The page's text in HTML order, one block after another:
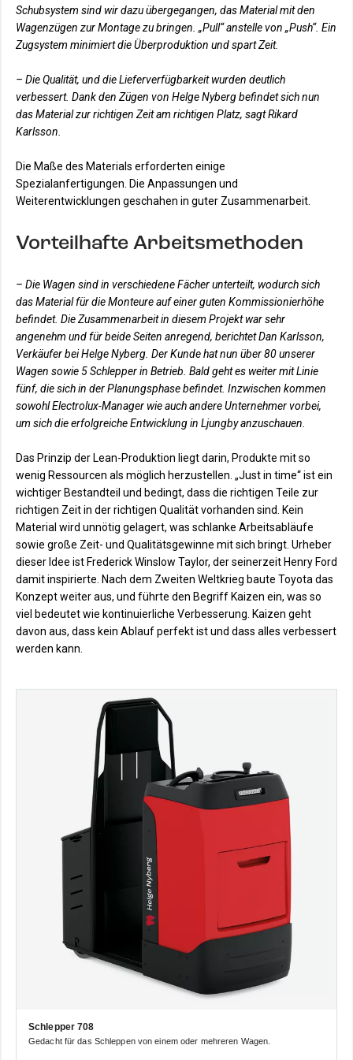
Schubsystem sind wir dazu übergegangen, das Material mit den
Wagenzügen zur Montage zu bringen. „Pull“ anstelle von „Push“. Ein
Zugsystem minimiert die Überproduktion und spart Zeit.
– Die Qualität, und die Lieferverfügbarkeit wurden deutlich
verbessert. Dank den Zügen von Helge Nyberg befindet sich nun
das Material zur richtigen Zeit am richtigen Platz, sagt Rikard
Karlsson.
Die Maße des Materials erforderten einige
Spezialanfertigungen. Die Anpassungen und
Weiterentwicklungen geschahen in guter Zusammenarbeit.
Vorteilhafte Arbeitsmethoden
– Die Wagen sind in verschiedene Fächer unterteilt, wodurch sich
das Material für die Monteure auf einer guten Kommissionierhöhe
befindet. Die Zusammenarbeit in diesem Projekt war sehr
angenehm und für beide Seiten anregend, berichtet Dan Karlsson,
Verkäufer bei Helge Nyberg. Der Kunde hat nun über 80 unserer
Wagen sowie 5 Schlepper in Betrieb. Bald geht es weiter mit Linie
fünf, die sich in der Planungsphase befindet. Inzwischen kommen
sowohl Electrolux-Manager wie auch andere Unternehmer vorbei,
um sich die erfolgreiche Entwicklung in Ljungby anzuschauen.
Das Prinzip der Lean-Produktion liegt darin, Produkte mit so
wenig Ressourcen als möglich herzustellen. „Just in time“ ist ein
wichtiger Bestandteil und bedingt, dass die richtigen Teile zur
richtigen Zeit in der richtigen Qualität vorhanden sind. Kein
Material wird unnötig gelagert, was schlanke Arbeitsabläufe
sowie große Zeit- und Qualitätsgewinne mit sich bringt. Urheber
dieser Idee ist Frederick Winslow Taylor, der seinerzeit Henry Ford
damit inspirierte. Nach dem Zweiten Weltkrieg baute Toyota das
Konzept weiter aus, und führte den Begriff Kaizen ein, was so
viel bedeutet wie kontinuierliche Verbesserung. Kaizen geht
davon aus, dass kein Ablauf perfekt ist und dass alles verbessert
werden kann.
Schlepper 708
Gedacht für das Schleppen von einem oder mehreren Wagen.